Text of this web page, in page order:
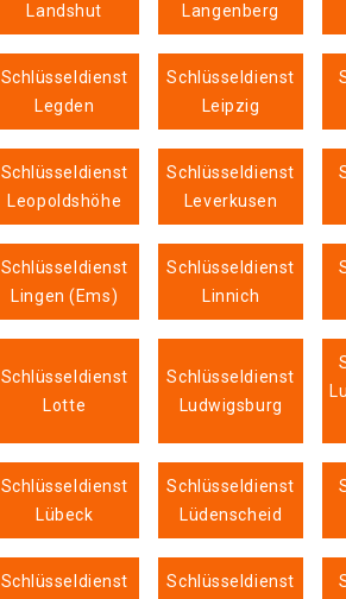
Landshut
Langenberg
Schlüsseldienst
Legden
Schlüsseldienst
Leipzig
Schlüsseldienst
Leopoldshöhe
Schlüsseldienst
Leverkusen
Schlüsseldienst
Lingen (Ems)
Schlüsseldienst
Linnich
Schlüsseldienst
Lotte
Schlüsseldienst
Ludwigsburg
Schlüsseldienst
Lübeck
Schlüsseldienst
Lüdenscheid
Schlüsseldienst
Schlüsseldienst